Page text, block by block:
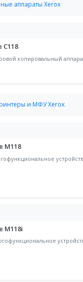
аппараты Xerox
C118
копировальный
и МФУ Xerox
M118
M118i